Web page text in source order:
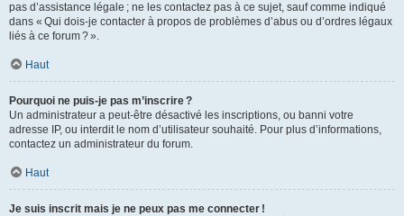
pas d’assistance légale ; ne les contactez pas à ce sujet, sauf comme indiqué
dans « Qui dois-je contacter à propos de problèmes d’abus ou d’ordres légaux
liés à ce forum ? ».
Haut
Pourquoi ne puis-je pas m’inscrire ?
Un administrateur a peut-être désactivé les inscriptions, ou banni votre
adresse IP, ou interdit le nom d’utilisateur souhaité. Pour plus d’informations,
contactez un administrateur du forum.
Haut
Je suis inscrit mais je ne peux pas me connecter !